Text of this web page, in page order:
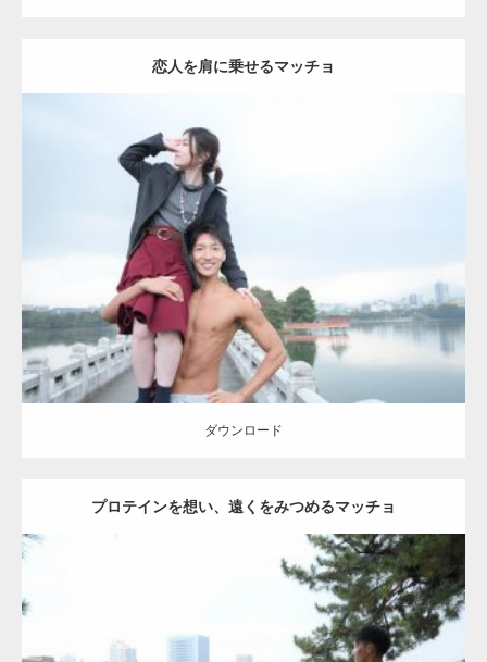
恋人を肩に乗せるマッチョ
Update:
Category:公園のマッチョ その他
ダウンロード
ダウンロード
プロテインを想い、遠くをみつめるマッチョ
Update: 2021.07.6